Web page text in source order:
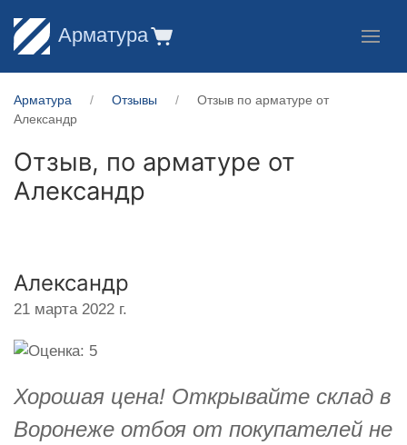
Арматура
Арматура Отзывы
Отзыв по арматуре от
Александр
Отзыв, по арматуре от
Александр
Александр
21 марта 2022 г.
Хорошая цена! Открывайте склад в
Воронеже отбоя от покупателей не